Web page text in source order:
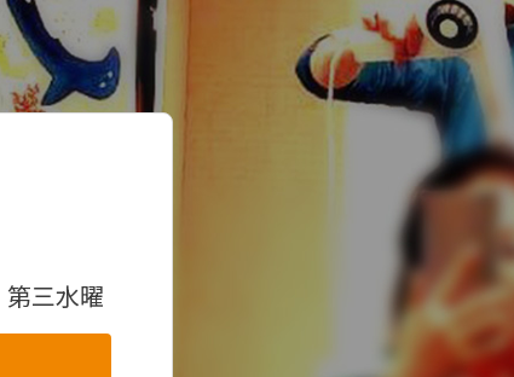
三水曜